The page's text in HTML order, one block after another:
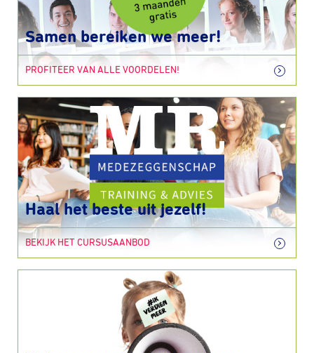
Samen bereiken we meer!
PROFITEER VAN ALLE VOORDELEN!
Haal het beste uit jezelf!
BEKIJK HET CURSUSAANBOD